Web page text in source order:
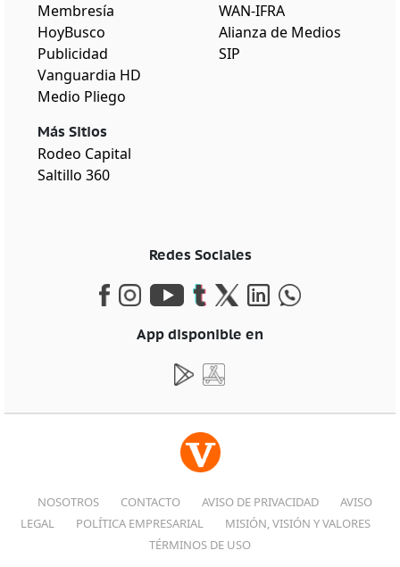
Membresía
HoyBusco
Publicidad
Vanguardia HD
Medio Pliego
Más Sitios
Rodeo Capital
Saltillo 360
WAN-IFRA
Alianza de Medios
SIP
Redes Sociales
App disponible en
NOSOTROS CONTACTO AVISO DE PRIVACIDAD
AVISO
LEGAL
POLÍTICA EMPRESARIAL
MISIÓN, VISIÓN Y VALORES
TÉRMINOS DE USO